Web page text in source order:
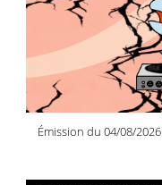
Émission du 04/08/2026